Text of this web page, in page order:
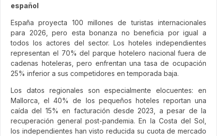
español
España proyecta 100 millones de turistas internacionales
para 2026, pero esta bonanza no beneficia por igual a
todos los actores del sector. Los hoteles independientes
representan el 70% del parque hotelero nacional fuera de
cadenas hoteleras, pero enfrentan una tasa de ocupación
25% inferior a sus competidores en temporada baja.
Los datos regionales son especialmente elocuentes: en
Mallorca, el 40% de los pequeños hoteles reportan una
caída del 15% en facturación desde 2023, a pesar de la
recuperación general post-pandemia. En la Costa del Sol,
los independientes han visto reducida su cuota de mercado